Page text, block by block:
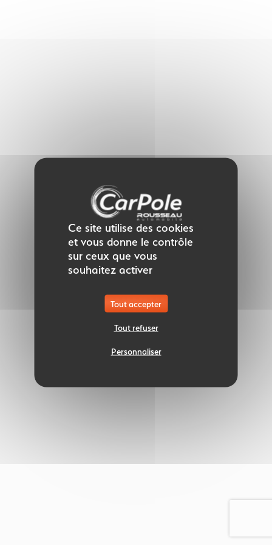
Ce site utilise des cookies
et vous donne le contrôle
sur ceux que vous
souhaitez activer
Tout accepter
Tout refuser
Personnaliser